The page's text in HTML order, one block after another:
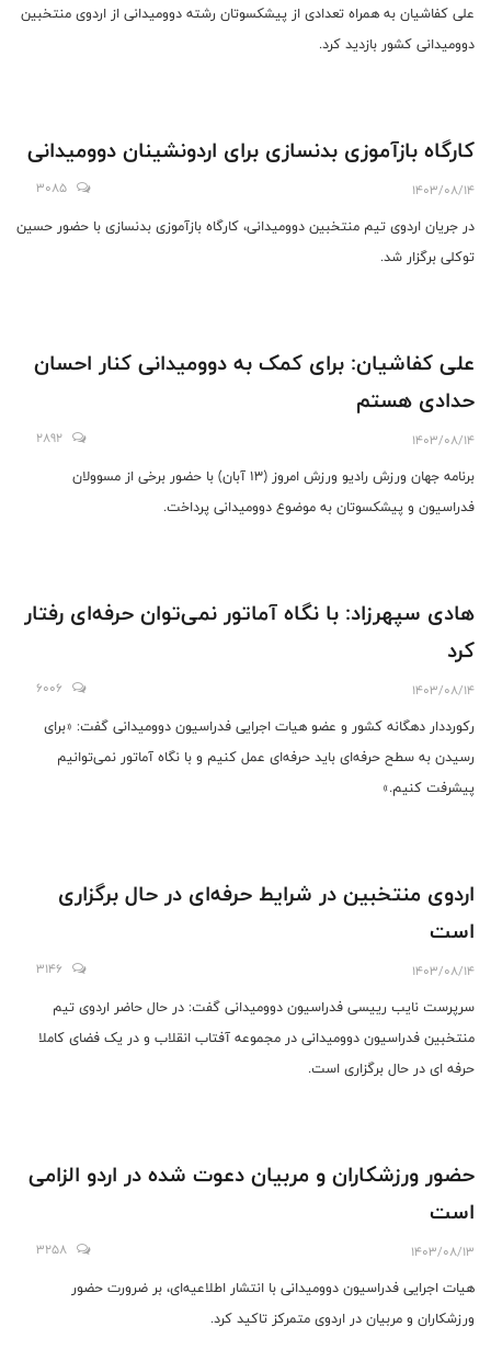
علی کفاشیان به همراه تعدادی از پیشکسوتان رشته دوومیدانی از اردوی منتخبین
دوومیدانی کشور بازدید کرد.
کارگاه بازآموزی بدنسازی برای اردونشینان دوومیدانی
1403/08/14
3085
در جریان اردوی تیم منتخبین دوومیدانی، کارگاه بازآموزی بدنسازی با حضور حسین
توکلی برگزار شد.
علی کفاشیان: برای کمک به دوومیدانی کنار احسان
حدادی هستم
1403/08/14
2892
برنامه جهان ورزش رادیو ورزش امروز (13 آبان) با حضور برخی از مسوولان
فدراسیون و پیشکسوتان به موضوع دوومیدانی پرداخت.
هادی سپهرزاد: با نگاه آماتور نمی‌توان حرفه‌ای رفتار
کرد
1403/08/14
6006
رکورددار دهگانه کشور و عضو هیات اجرایی فدراسیون دوومیدانی گفت: «برای
رسیدن به سطح حرفه‌ای باید حرفه‌ای عمل کنیم و با نگاه آماتور نمی‌توانیم
پیشرفت کنیم.»
اردوی منتخبین در شرایط حرفه‌ای در حال برگزاری
است
1403/08/14
3146
سرپرست نایب رییسی فدراسیون دوومیدانی گفت: در حال حاضر اردوی تیم
منتخبین فدراسیون دوومیدانی در مجموعه آفتاب انقلاب و در یک فضای کاملا
حرفه ای در حال برگزاری است.
حضور ورزشکاران و مربیان دعوت شده در اردو الزامی
است
1403/08/13
3258
هیات اجرایی فدراسیون دوومیدانی با انتشار اطلاعیه‌ای، بر ضرورت حضور
ورزشکاران و مربیان در اردوی متمرکز تاکید کرد.